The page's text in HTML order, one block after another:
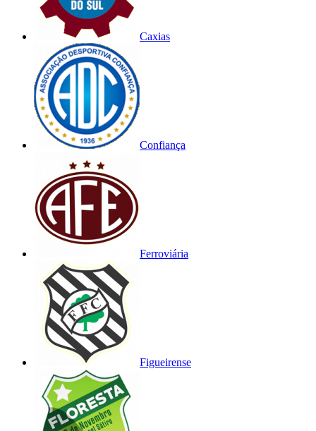
Caxias
Confiança
Ferroviária
Figueirense